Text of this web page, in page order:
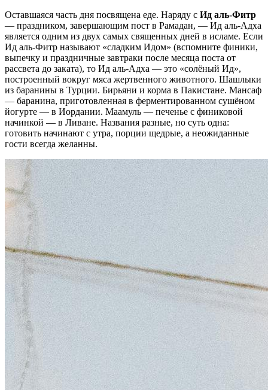
Оставшаяся часть дня посвящена еде. Наряду с Ид аль-Фитр
— праздником, завершающим пост в Рамадан, — Ид аль-Адха
является одним из двух самых священных дней в исламе. Если
Ид аль-Фитр называют «сладким Идом» (вспомните финики,
выпечку и праздничные завтраки после месяца поста от
рассвета до заката), то Ид аль-Адха — это «солёный Ид»,
построенный вокруг мяса жертвенного животного. Шашлыки
из баранины в Турции. Бирьяни и корма в Пакистане. Мансaф
— баранина, приготовленная в ферментированном сушёном
йогурте — в Иордании. Маамуль — печенье с финиковой
начинкой — в Ливане. Названия разные, но суть одна:
готовить начинают с утра, порции щедрые, а неожиданные
гости всегда желанны.